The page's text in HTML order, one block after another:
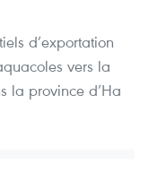
d’exportation
vers la
la province d’Ha